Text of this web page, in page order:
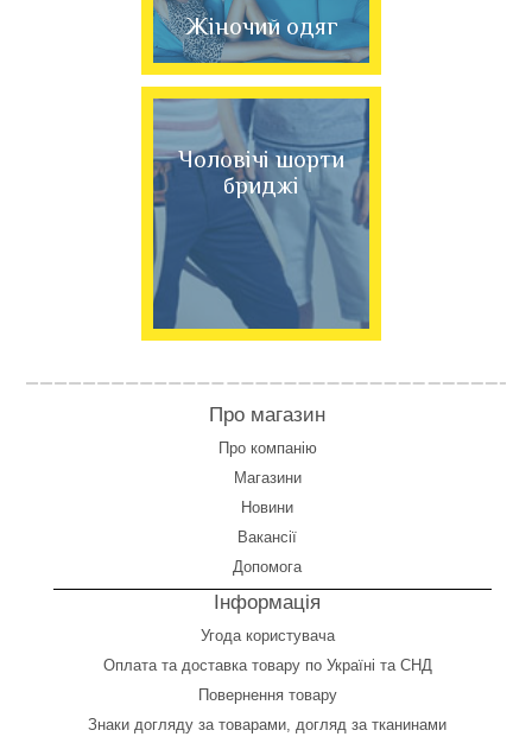
Жіночий одяг
Чоловічі шорти
бриджі
Про магазин
Про компанію
Магазини
Новини
Вакансії
Допомога
Інформація
Угода користувача
Оплата та доставка товару по Україні та СНД
Повернення товару
Знаки догляду за товарами, догляд за тканинами